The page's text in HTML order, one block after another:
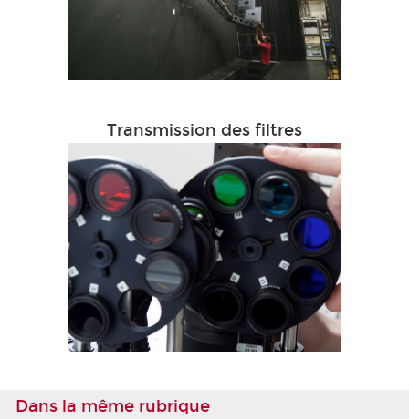
Transmission des filtres
Dans la même rubrique